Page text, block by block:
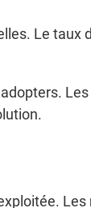
Le taux
Les